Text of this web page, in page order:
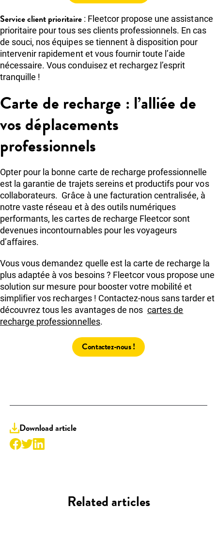
Service client prioritaire: Fleetcor propose une assistance
prioritaire pour tous ses clients professionnels. En cas
de souci, nos équipes se tiennent à disposition pour
intervenir rapidement et vous fournir toute l’aide
nécessaire. Vous conduisez et rechargez l’esprit
tranquille !
Carte de recharge : l’alliée de
vos déplacements
professionnels
Opter pour la bonne carte de recharge professionnelle
est la garantie de trajets sereins et productifs pour vos
collaborateurs. Grâce à une facturation centralisée, à
notre vaste réseau et à des outils numériques
performants, les cartes de recharge Fleetcor sont
devenues incontournables pour les voyageurs
d’affaires.
Vous vous demandez quelle est la carte de recharge la
plus adaptée à vos besoins ? Fleetcor vous propose une
solution sur mesure pour booster votre mobilité et
simplifier vos recharges ! Contactez-nous sans tarder et
découvrez tous les avantages de nos cartes de
recharge professionnelles.
Contactez-nous !
Download article
Related articles